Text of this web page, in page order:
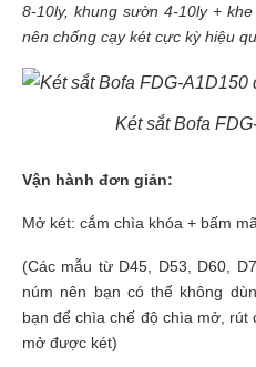
8-10ly, khung sườn 4-10ly +
nên chống cạy két cực kỳ hiệu
Két sắt Bofa
Vận hành đơn giản:
Mở két: cắm chìa khóa + bấm
(Các mẫu từ D45, D53, D60,
núm nên bạn có thể không
bạn để chìa chế độ chìa mở, rút
mở được két)